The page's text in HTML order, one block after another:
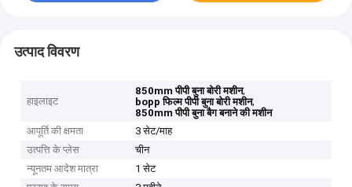
उत्पाद विवरण
हाइलाइट
850mm पीपी बुना बोरी मशीन,
bopp फिल्म पीपी बुना बोरी मशीन,
850mm पीपी बुना बैग बनाने की मशीन
आपूर्ति की क्षमता
3 सेट/माह
उत्पत्ति के प्लेस
चीन
न्यूनतम आदेश मात्रा
1 सेट